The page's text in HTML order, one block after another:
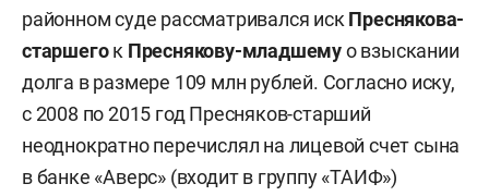
районном суде рассматривался иск Преснякова-
старшегок Преснякову-младшемуо взыскании
долга в размере 109 млн рублей. Согласно иску,
с 2008 по 2015 год Пресняков-старший
неоднократно перечислял на лицевой счет сына
в банке «Аверс» (входит в группу «ТАИФ»)